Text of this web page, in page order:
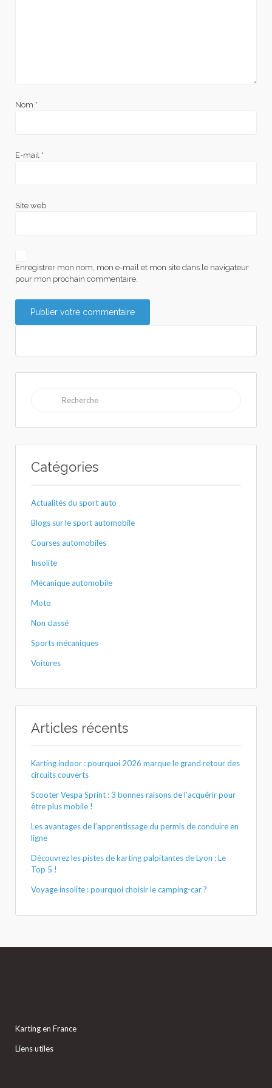
Nom *
E-mail *
Site web
Enregistrer mon nom, mon e-mail et mon site dans le navigateur
pour mon prochain commentaire.
Catégories
Actualités du sport auto
Blogs sur le sport automobile
Courses automobiles
Insolite
Mécanique automobile
Moto
Non classé
Sports mécaniques
Voitures
Articles récents
Karting indoor : pourquoi 2026 marque le grand retour des
circuits couverts
Scooter Vespa Sprint : 3 bonnes raisons de l’acquérir pour
être plus mobile !
Les avantages de l’apprentissage du permis de conduire en
ligne
Découvrez les pistes de karting palpitantes de Lyon : Le
Top 5 !
Voyage insolite : pourquoi choisir le camping-car ?
Karting en France
Liens utiles